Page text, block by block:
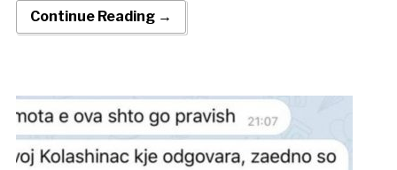
Continue Reading →